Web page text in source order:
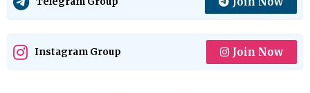
Instagram Group Join Now